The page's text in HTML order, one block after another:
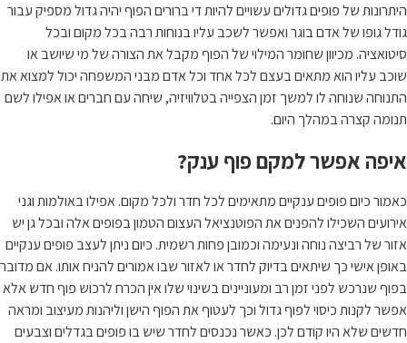
היתרונות של פופים גדולים עשויים להיות די ברורים הפוף יהיה גדול מספיק עבור
גודל גופו של אדם בוגר ואפשר לשכב עליו בנוחות רבה בכל מקום ובכל
סיטואציה. מכיוון שחומר המילוי של הפוף מקבל את הצורה של מי שיושב או
שוכב עליו הוא מתאים בעצם לכל אחד וכל אדם מבני המשפחה יכול למצוא את
התנוחה שנוחה לו למשך זמן הצפייה בטלוויזיה, שיחה עם חברים או אפילו לשם
תנומה קצרה במהלך היום.
איפה אפשר למקם פוף ענק?
כאמור כיום פופים ענקיים מתאימים לכל חדר ולכל מקום. אפילו באולמות וגני
אירועים השכילו להפנים את הפוטנציאל העצום הטמון בפופים אלה ובכל גן יש
אזור של רביצה נוחה ונעימה וכמובן פחות רשמית. כיום ניתן לעצב פופים ענקיים
באופן אישי כך שיתאים בדיוק לחדר או לאזור שבו אמורים להניח אותו. אם מדובר
בפוף שנרכש לפני זמן רב ומעוניינים בשינוי שלו אין הכרח לרכוש פוף חדש אלא
אפשר לקנות כיסוי לפוף גדול וכך לעטוף את הפוף הישן וליהנות מעיצוב ומראה
חדשים שלא היו קודם לכן. כאשר נכנסים לחדר שיש בו פופים בגדלים וצבעים